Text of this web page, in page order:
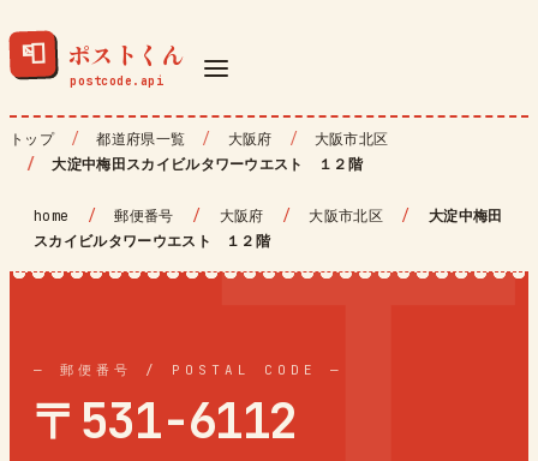
📮 ポストくん
トップ 都道府県一覧 大阪府
大阪市北区
大淀中梅田スカイビルタワーウエスト １２階
home / 郵便番号 / 大阪府 / 大阪市北区 /
大淀中梅田
スカイビルタワーウエスト １２階
— 郵便番号 / POSTAL CODE —
〒531-6112